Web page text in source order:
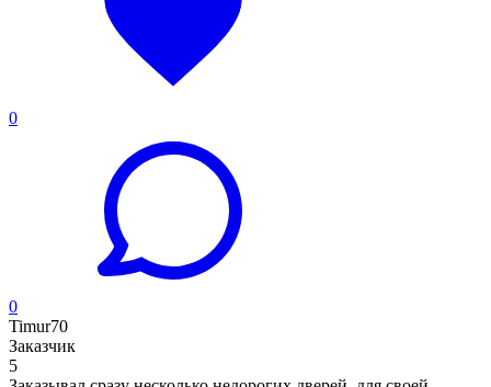
0
0
Timur70
Заказчик
5